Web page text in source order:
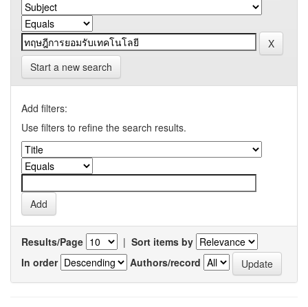
Start a new search
Add filters:
Use filters to refine the search results.
Results/Page | Sort items by
In order
Authors/record